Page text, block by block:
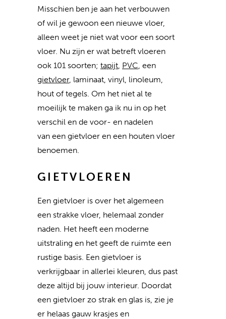
Misschien ben je aan het verbouwen
of wil je gewoon een nieuwe vloer,
alleen weet je niet wat voor een soort
vloer. Nu zijn er wat betreft vloeren
ook 101 soorten; tapijt, PVC, een
gietvloer, laminaat, vinyl, linoleum,
hout of tegels. Om het niet al te
moeilijk te maken ga ik nu in op het
verschil en de voor- en nadelen
van een gietvloer en een houten vloer
benoemen.
GIETVLOEREN
Een gietvloer is over het algemeen
een strakke vloer, helemaal zonder
naden. Het heeft een moderne
uitstraling en het geeft de ruimte een
rustige basis. Een gietvloer is
verkrijgbaar in allerlei kleuren, dus past
deze altijd bij jouw interieur. Doordat
een gietvloer zo strak en glas is, zie je
er helaas gauw krasjes en